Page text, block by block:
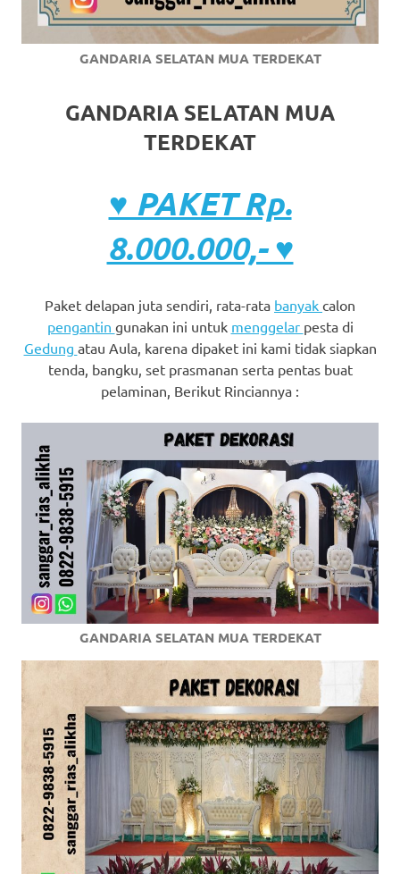
GANDARIA SELATAN MUA TERDEKAT
GANDARIA SELATAN MUA
TERDEKAT
♥ PAKET Rp.
8.000.000,- ♥
Paket delapan juta sendiri, rata-rata banyak calon
pengantin gunakan ini untuk menggelar pesta di
Gedung atau Aula, karena dipaket ini kami tidak siapkan
tenda, bangku, set prasmanan serta pentas buat
pelaminan, Berikut Rinciannya :
GANDARIA SELATAN MUA TERDEKAT